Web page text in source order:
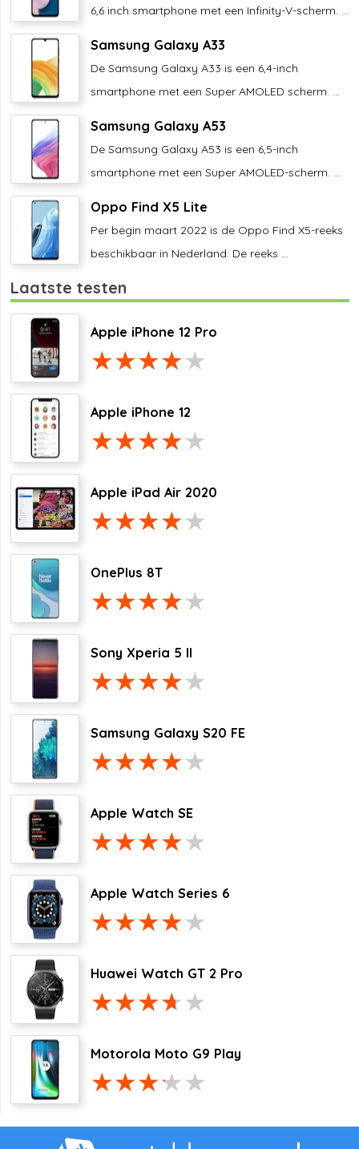
6,6 inch smartphone met een Infinity-V-scherm. ...
Samsung Galaxy A33
De Samsung Galaxy A33 is een 6,4-inch
smartphone met een Super AMOLED scherm. ...
Samsung Galaxy A53
De Samsung Galaxy A53 is een 6,5-inch
smartphone met een Super AMOLED-scherm. ...
Oppo Find X5 Lite
Per begin maart 2022 is de Oppo Find X5-reeks
beschikbaar in Nederland. De reeks ...
Laatste testen
Apple iPhone 12 Pro
Apple iPhone 12
Apple iPad Air 2020
OnePlus 8T
Sony Xperia 5 II
Samsung Galaxy S20 FE
Apple Watch SE
Apple Watch Series 6
Huawei Watch GT 2 Pro
Motorola Moto G9 Play